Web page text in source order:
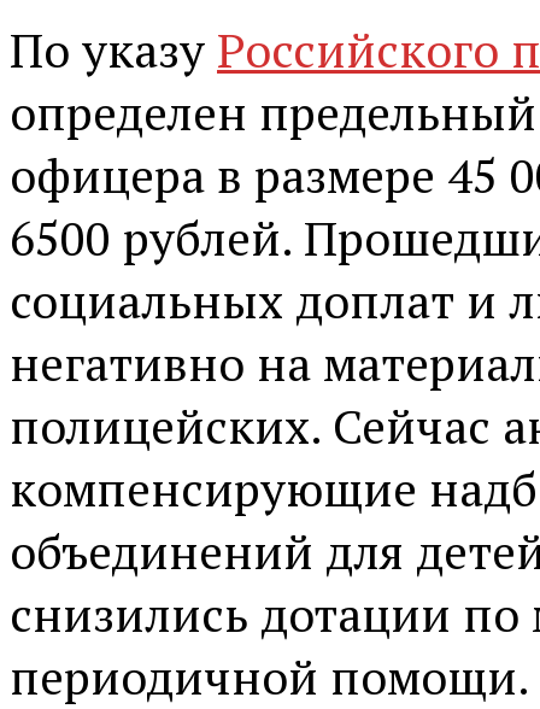
По указу Российского
определен
офицера в размере 45
6500 рублей.
социальных доплат и
негативно на
полицейских. Сейчас
компенсирующие
объединений для
снизились дотации
периодичной помощи.